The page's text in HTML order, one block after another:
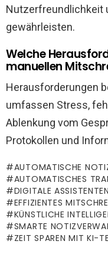
Nutzerfreundlichkeit
gewährleisten.
Welche
manuellen
Herausforderungen
umfassen Stress,
Ablenkung vom
Protokollen und
AUTOMATISCHE
AUTOMATISCHES
DIGITALE
EFFIZIENTES
KÜNSTLICHE
SMARTE
ZEIT SPAREN MIT KI-